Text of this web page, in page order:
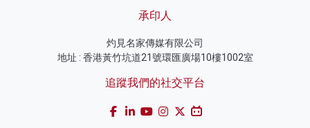
承印人
灼見名家傳媒有限公司
地址 : 香港黃竹坑道21號環匯廣場10樓1002室
追蹤我們的社交平台